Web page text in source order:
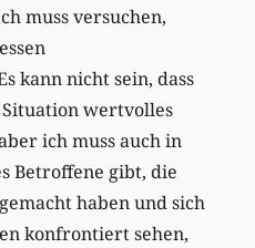
muss versuchen,
kann nicht sein, dass
wertvolles
ich muss auch in
Betroffene gibt, die
haben und sich
konfrontiert sehen,